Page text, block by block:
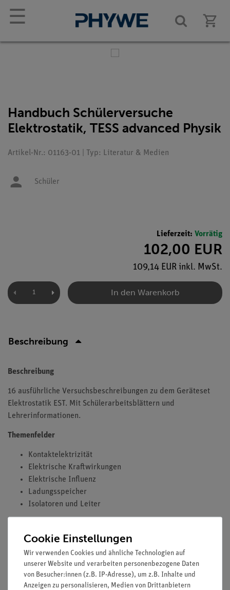
☰
Handbuch Schülerversuche
Elektrostatik, TESS advanced Physik
Artikel-Nr.: 01163-01 | Typ: Literatur & Medien
Schüler
Lieferzeit: Vorrätig
102,00 EUR
109,14 EUR inkl. MwSt.
In den Warenkorb
Beschreibung
Beschreibung
16 ausführliche Versuchsbeschreibungen zu dem Geräteset
Elektrostatik EST. Mit Schülerarbeitsblättern und
Lehrerinformationen.
Themenfelder
Kontaktelektrizität
Elektrische Kraftwirkungen
Elektrische Influenz
Ladungsspeicher
Isolatoren und Leiter
Ausstattung
DIN A4, Spiralbindung, s/w, 64 Seiten
Cookie Einstellungen
Wir verwenden Cookies und ähnliche Technologien auf
unserer Website und verarbeiten personenbezogene Daten
von Besucher:innen (z.B. IP-Adresse), um z.B. Inhalte und
Anzeigen zu personalisieren, Medien von Drittanbietern